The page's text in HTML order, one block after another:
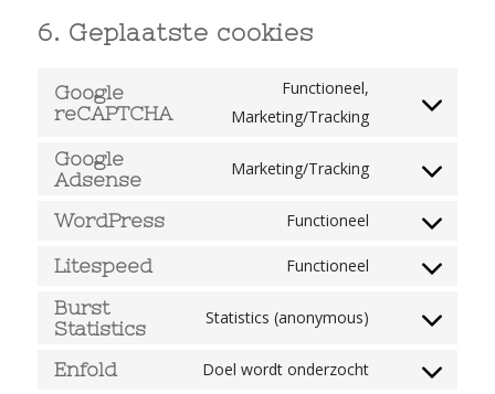
6. Geplaatste cookies
Google
reCAPTCHA
Functioneel,
Marketing/Tracking
Consent
service
recaptcha
Google
Adsense
Marketing/Tracking
Consent
google-
WordPress Functioneel
Consent
wordpress
Litespeed Functioneel
Consent
litespeed
Burst
Statistics
Statistics (anonymous)
Consent
Enfold Doel wordt onderzocht
Consent